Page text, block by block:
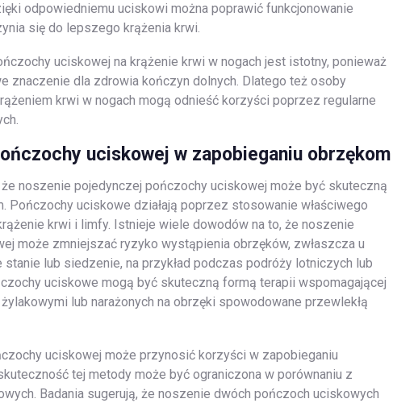
odpowiedniemu uciskowi można poprawić funkcjonowanie
się do lepszego krążenia krwi.
uciskowej na krążenie krwi w nogach jest istotny, ponieważ
znaczenie dla zdrowia kończyn dolnych. Dlatego też osoby
krwi w nogach mogą odnieść korzyści poprzez regularne
uciskowej w zapobieganiu obrzękom
noszenie pojedynczej pończochy uciskowej może być skuteczną
Pończochy uciskowe działają poprzez stosowanie właściwego
krwi i limfy. Istnieje wiele dowodów na to, że noszenie
może zmniejszać ryzyko wystąpienia obrzęków, zwłaszcza u
stanie lub siedzenie, na przykład podczas podróży lotniczych lub
uciskowe mogą być skuteczną formą terapii wspomagającej
lub narażonych na obrzęki spowodowane przewlekłą
uciskowej może przynosić korzyści w zapobieganiu
tej metody może być ograniczona w porównaniu z
Badania sugerują, że noszenie dwóch pończoch uciskowych